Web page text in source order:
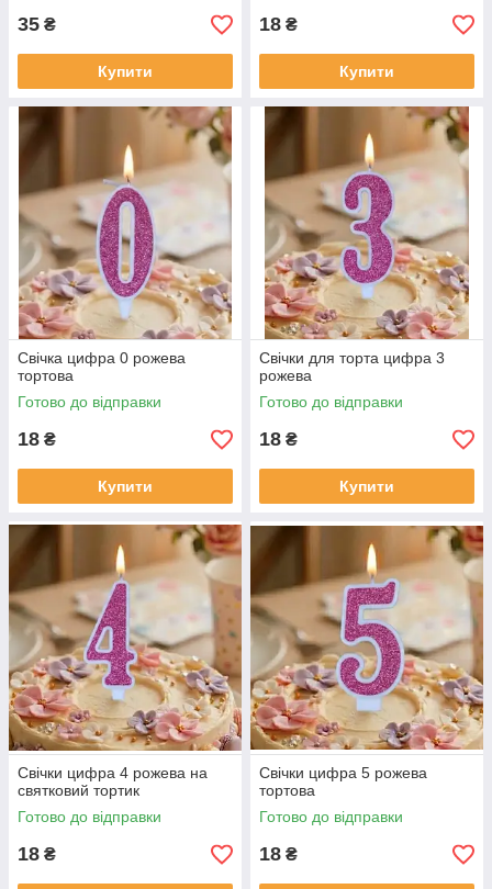
35 ₴
Купити
18 ₴
Купити
Свічка цифра 0 рожева
тортова
Готово до відправки
18 ₴
Купити
Свічки для торта цифра 3
рожева
Готово до відправки
18 ₴
Купити
Свічки цифра 4 рожева на
святковий тортик
Готово до відправки
18 ₴
Свічки цифра 5 рожева
тортова
Готово до відправки
18 ₴